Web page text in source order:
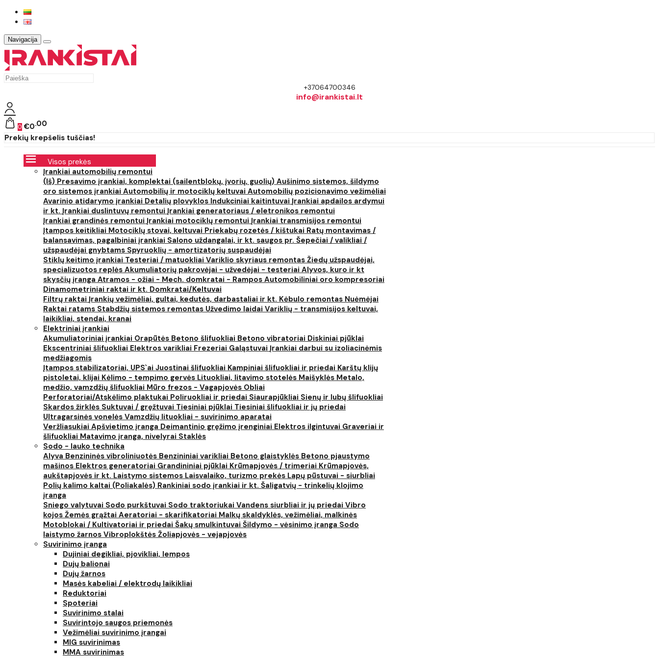
Navigacija
+37064700346
info@irankistai.lt
0 €0 00
Prekių krepšelis tuščias!
Visos prekės
Įrankiai automobilių remontui
(Iš) Presavimo įrankiai, komplektai (sailentblokų, įvorių, guolių) Aušinimo sistemos, šildymo
oro sistemos įrankiai Automobilių ir motociklų keltuvai Automobilių pozicionavimo vežimėliai
Avarinio atidarymo įrankiai Detalių plovyklos Indukciniai kaitintuvai Įrankiai apdailos ardymui
ir kt. Įrankiai duslintuvų remontui Įrankiai generatoriaus / eletronikos remontui
Įrankiai grandinės remontui Įrankiai motociklų remontui Įrankiai transmisijos remontui
Įtampos keitikliai Motociklų stovai, keltuvai Priekabų rozetės / kištukai Ratų montavimas /
balansavimas, pagalbiniai įrankiai Salono uždangalai, ir kt. saugos pr. Šepečiai / valikliai /
užspaudėjai gnybtams Spyruoklių - amortizatorių suspaudėjai
Stiklų keitimo įrankiai Testeriai / matuokliai Variklio skyriaus remontas Žiedų užspaudėjai,
specializuotos replės Akumuliatorių pakrovėjai - užvedėjai - testeriai Alyvos, kuro ir kt
skysčių įranga Atramos - ožiai - Mech. domkratai - Rampos Automobiliniai oro kompresoriai
Dinamometriniai raktai ir kt. Domkratai/Keltuvai
Filtrų raktai Įrankių vežimėliai, gultai, kedutės, darbastaliai ir kt. Kėbulo remontas Nuėmėjai
Raktai ratams Stabdžių sistemos remontas Užvedimo laidai Variklių - transmisijos keltuvai,
laikikliai, stendai, kranai
Elektriniai įrankiai
Akumuliatoriniai įrankiai Orapūtės Betono šlifuokliai Betono vibratoriai Diskiniai pjūklai
Ekscentriniai šlifuokliai Elektros varikliai Frezeriai Galąstuvai Įrankiai darbui su izoliacinėmis
medžiagomis
Įtampos stabilizatoriai, UPS`ai Juostinai šlifuokliai Kampiniai šlifuokliai ir priedai Karštų klijų
pistoletai, klijai Kėlimo - tempimo gervės Lituokliai, litavimo stotelės Maišyklės Metalo,
medžio, vamzdžių šlifuokliai Mūro frezos - Vagapjovės Obliai
Perforatoriai/Atskėlimo plaktukai Poliruokliai ir priedai Siaurapjūkliai Sienų ir lubų šlifuokliai
Skardos žirklės Suktuvai / gręžtuvai Tiesiniai pjūklai Tiesiniai šlifuokliai ir jų priedai
Ultragarsinės vonelės Vamzdžių lituokliai - suvirinimo aparatai
Veržliasukiai Apšvietimo įranga Deimantinio gręžimo įrenginiai Elektros ilgintuvai Graveriai ir
šlifuokliai Matavimo įranga, nivelyrai Staklės
Sodo - lauko technika
Alyva Benzininės vibroliniuotės Benzininiai varikliai Betono glaistyklės Betono pjaustymo
mašinos Elektros generatoriai Grandininiai pjūklai Krūmapjovės / trimeriai Krūmapjovės,
aukštapjovės ir kt. Laistymo sistemos Laisvalaiko, turizmo prekės Lapų pūstuvai - siurbliai
Polių kalimo kaltai (Poliakalės) Rankiniai sodo įrankiai ir kt. Šaligatvių - trinkelių klojimo
įranga
Sniego valytuvai Sodo purkštuvai Sodo traktoriukai Vandens siurbliai ir jų priedai Vibro
kojos Žemės grąžtai Aeratoriai - skarifikatoriai Malkų skaldyklės, vežimėliai, malkinės
Motoblokai / Kultivatoriai ir priedai Šakų smulkintuvai Šildymo - vėsinimo įranga Sodo
laistymo žarnos Vibroplokštės Žoliapjovės - vejapjovės
Suvirinimo įranga
Dujiniai degikliai, pjovikliai, lempos
Dujų balionai
Dujų žarnos
Masės kabeliai / elektrodų laikikliai
Reduktoriai
Spoteriai
Suvirinimo stalai
Suvirintojo saugos priemonės
Vežimėliai suvirinimo įrangai
MIG suvirinimas
MMA suvirinimas